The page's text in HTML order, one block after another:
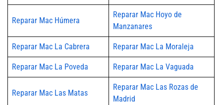
Reparar Mac Húmera
Reparar Mac Hoyo de
Manzanares
Reparar Mac La Cabrera Reparar Mac La Moraleja
Reparar Mac La Poveda Reparar Mac La Vaguada
Reparar Mac Las Matas
Reparar Mac Las Rozas de
Madrid